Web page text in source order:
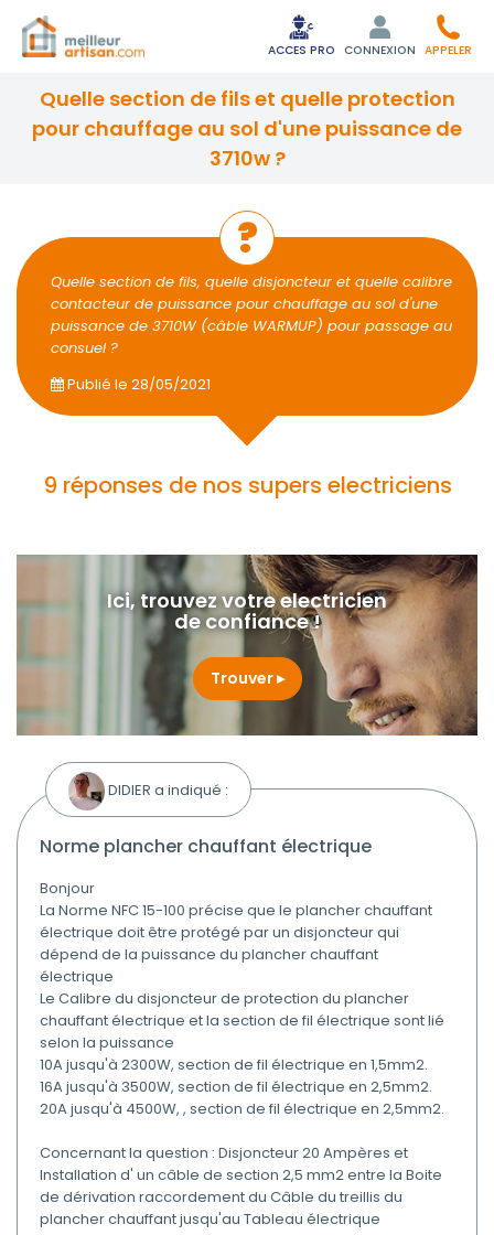
ACCES PRO CONNEXION APPELER
quelle section de fils et quelle protection
pour chauffage au sol d'une puissance de
3710w ?
Quelle section de fils, quelle disjoncteur et quelle calibre
contacteur de puissance pour chauffage au sol d'une
puissance de 3710W (câble WARMUP) pour passage au
consuel ?
Publié le 28/05/2021
9 réponses de nos supers electriciens
Ici, trouvez votre electricien
de confiance !
Trouver
DIDIER a indiqué :
norme plancher chauffant électrique
Bonjour
La Norme NFC 15-100 précise que le plancher chauffant
électrique doit être protégé par un disjoncteur qui
dépend de la puissance du plancher chauffant
électrique
Le Calibre du disjoncteur de protection du plancher
chauffant électrique et la section de fil électrique sont lié
selon la puissance
10A jusqu'à 2300W, section de fil électrique en 1,5mm2.
16A jusqu'à 3500W, section de fil électrique en 2,5mm2.
20A jusqu'à 4500W, , section de fil électrique en 2,5mm2.
Concernant la question : Disjoncteur 20 Ampères et
Installation d' un câble de section 2,5 mm2 entre la Boite
de dérivation raccordement du Câble du treillis du
plancher chauffant jusqu'au Tableau électrique